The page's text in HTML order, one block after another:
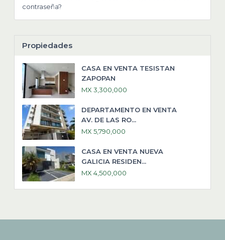
contraseña?
Propiedades
CASA EN VENTA TESISTAN
ZAPOPAN
MX 3,300,000
DEPARTAMENTO EN VENTA
AV. DE LAS RO...
MX 5,790,000
CASA EN VENTA NUEVA
GALICIA RESIDEN...
MX 4,500,000